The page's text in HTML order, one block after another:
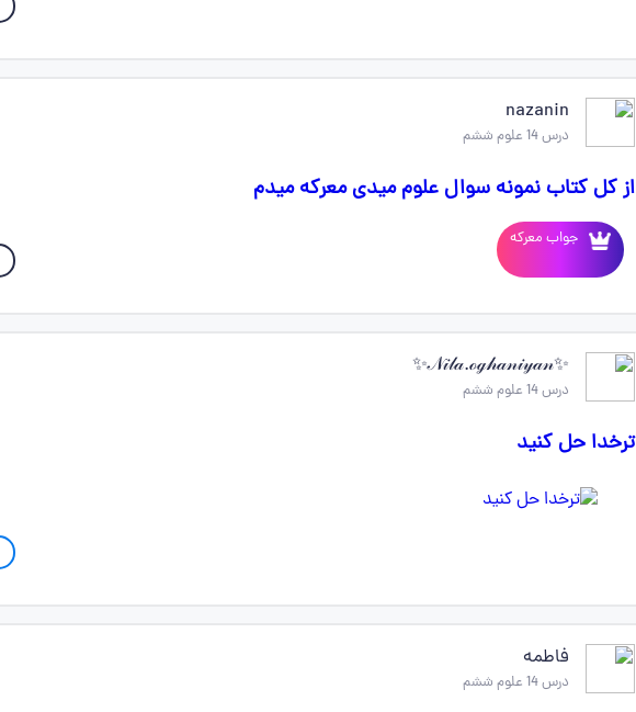
nazanin
درس 14 علوم ششم
از کل کتاب نمونه سوال علوم میدی معرکه میدم
جواب معرکه
✨️𝒩𝒾𝓁𝒶.ℴℊ𝒽𝒶𝓃𝒾𝓎𝒶𝓃✨️
درس 14 علوم ششم
ترخدا حل کنید
فاطمه
درس 14 علوم ششم